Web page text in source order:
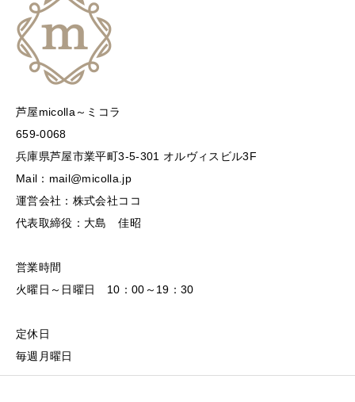
芦屋micolla～ミコラ
659-0068
兵庫県芦屋市業平町3-5-301 オルヴィスビル3F
Mail：mail@micolla.jp
運営会社：株式会社ココ
代表取締役：大島 佳昭
営業時間
火曜日～日曜日 10：00～19：30
定休日
毎週月曜日